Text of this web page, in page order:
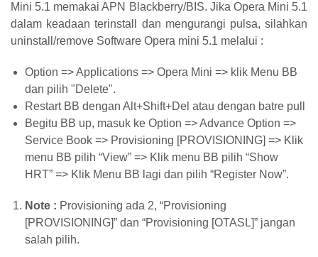
Mini 5.1 memakai APN Blackberry/BIS. Jika Opera Mini 5.1
dalam keadaan terinstall dan mengurangi pulsa, silahkan
uninstall/remove Software Opera mini 5.1 melalui :
Option => Applications => Opera Mini => klik Menu BB
dan pilih "Delete".
Restart BB dengan Alt+Shift+Del atau dengan batre pull
Begitu BB up, masuk ke Option => Advance Option =>
Service Book => Provisioning [PROVISIONING] => Klik
menu BB pilih “View” => Klik menu BB pilih “Show
HRT” => Klik Menu BB lagi dan pilih “Register Now”.
Note : Provisioning ada 2, “Provisioning
[PROVISIONING]” dan “Provisioning [OTASL]” jangan
salah pilih.